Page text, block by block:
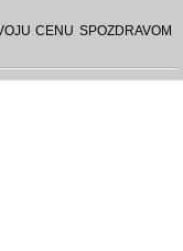
CENU SPOZDRAVOM